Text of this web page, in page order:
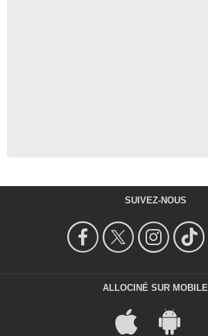
SUIVEZ-NOUS
ALLOCINÉ SUR MOBILE